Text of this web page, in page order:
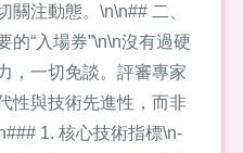
關注動態。\n\n## 二、
“入場券”\n\n沒有過硬
，一切免談。評審專家
性與技術先進性，而非
1. 核心技術指標\n-